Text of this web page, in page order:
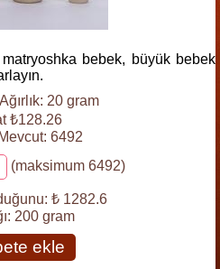
bebek, büyük bebek
20 gram
₺128.26
6492
(maksimum 6492)
₺ 1282.6
200 gram
ekle